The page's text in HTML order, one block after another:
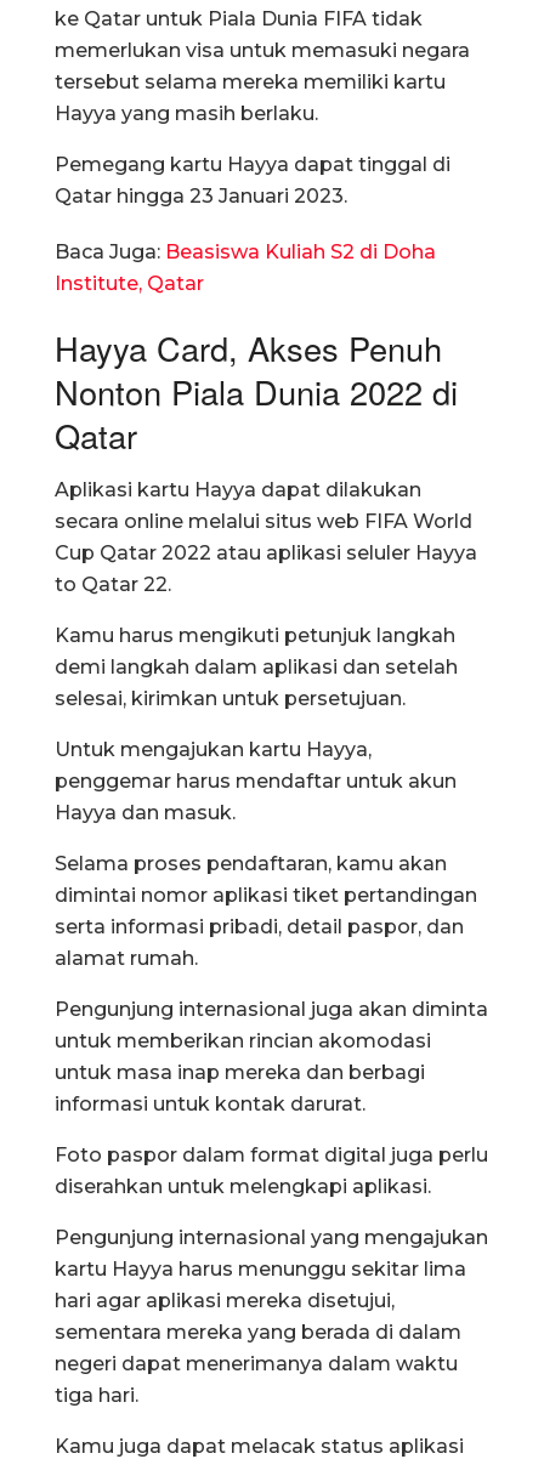
ke Qatar untuk Piala Dunia FIFA tidak
memerlukan visa untuk memasuki negara
tersebut selama mereka memiliki kartu
Hayya yang masih berlaku.
Pemegang kartu Hayya dapat tinggal di
Qatar hingga 23 Januari 2023.
Baca Juga: Beasiswa Kuliah S2 di Doha
Institute, Qatar
Hayya Card, Akses Penuh
Nonton Piala Dunia 2022 di
Qatar
Aplikasi kartu Hayya dapat dilakukan
secara online melalui situs web FIFA World
Cup Qatar 2022 atau aplikasi seluler Hayya
to Qatar 22.
Kamu harus mengikuti petunjuk langkah
demi langkah dalam aplikasi dan setelah
selesai, kirimkan untuk persetujuan.
Untuk mengajukan kartu Hayya,
penggemar harus mendaftar untuk akun
Hayya dan masuk.
Selama proses pendaftaran, kamu akan
dimintai nomor aplikasi tiket pertandingan
serta informasi pribadi, detail paspor, dan
alamat rumah.
Pengunjung internasional juga akan diminta
untuk memberikan rincian akomodasi
untuk masa inap mereka dan berbagi
informasi untuk kontak darurat.
Foto paspor dalam format digital juga perlu
diserahkan untuk melengkapi aplikasi.
Pengunjung internasional yang mengajukan
kartu Hayya harus menunggu sekitar lima
hari agar aplikasi mereka disetujui,
sementara mereka yang berada di dalam
negeri dapat menerimanya dalam waktu
tiga hari.
Kamu juga dapat melacak status aplikasi